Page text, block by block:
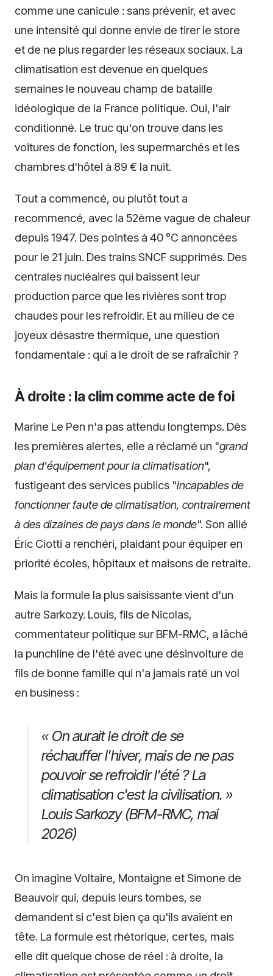
comme une canicule : sans prévenir, et avec
une intensité qui donne envie de tirer le store
et de ne plus regarder les réseaux sociaux. La
climatisation est devenue en quelques
semaines le nouveau champ de bataille
idéologique de la France politique. Oui, l'air
conditionné. Le truc qu'on trouve dans les
voitures de fonction, les supermarchés et les
chambres d'hôtel à 89 € la nuit.
Tout a commencé, ou plutôt tout a
recommencé, avec la 52ème vague de chaleur
depuis 1947. Des pointes à 40 °C annoncées
pour le 21 juin. Des trains SNCF supprimés. Des
centrales nucléaires qui baissent leur
production parce que les rivières sont trop
chaudes pour les refroidir. Et au milieu de ce
joyeux désastre thermique, une question
fondamentale : qui a le droit de se rafraîchir ?
À droite : la clim comme acte de foi
Marine Le Pen n'a pas attendu longtemps. Dès
les premières alertes, elle a réclamé un "grand
plan d'équipement pour la climatisation",
fustigeant des services publics "incapables de
fonctionner faute de climatisation, contrairement
à des dizaines de pays dans le monde". Son allié
Éric Ciotti a renchéri, plaidant pour équiper en
priorité écoles, hôpitaux et maisons de retraite.
Mais la formule la plus saisissante vient d'un
autre Sarkozy. Louis, fils de Nicolas,
commentateur politique sur BFM-RMC, a lâché
la punchline de l'été avec une désinvolture de
fils de bonne famille qui n'a jamais raté un vol
en business :
« On aurait le droit de se
réchauffer l'hiver, mais de ne pas
pouvoir se refroidir l'été ? La
climatisation c'est la civilisation. »
Louis Sarkozy (BFM-RMC, mai
2026)
On imagine Voltaire, Montaigne et Simone de
Beauvoir qui, depuis leurs tombes, se
demandent si c'est bien ça qu'ils avaient en
tête. La formule est rhétorique, certes, mais
elle dit quelque chose de réel : à droite, la